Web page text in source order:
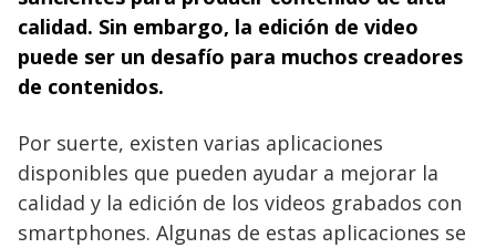
calidad. Sin embargo, la edición de video
puede ser un desafío para muchos creadores
de contenidos.
Por suerte, existen varias aplicaciones
disponibles que pueden ayudar a mejorar la
calidad y la edición de los videos grabados con
smartphones. Algunas de estas aplicaciones se